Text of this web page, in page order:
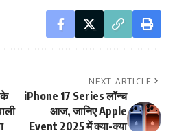
के
NEXT ARTICLE
iPhone 17 Series लॉन्च
आज, जानिए Apple
Event 2025 में क्या-क्या